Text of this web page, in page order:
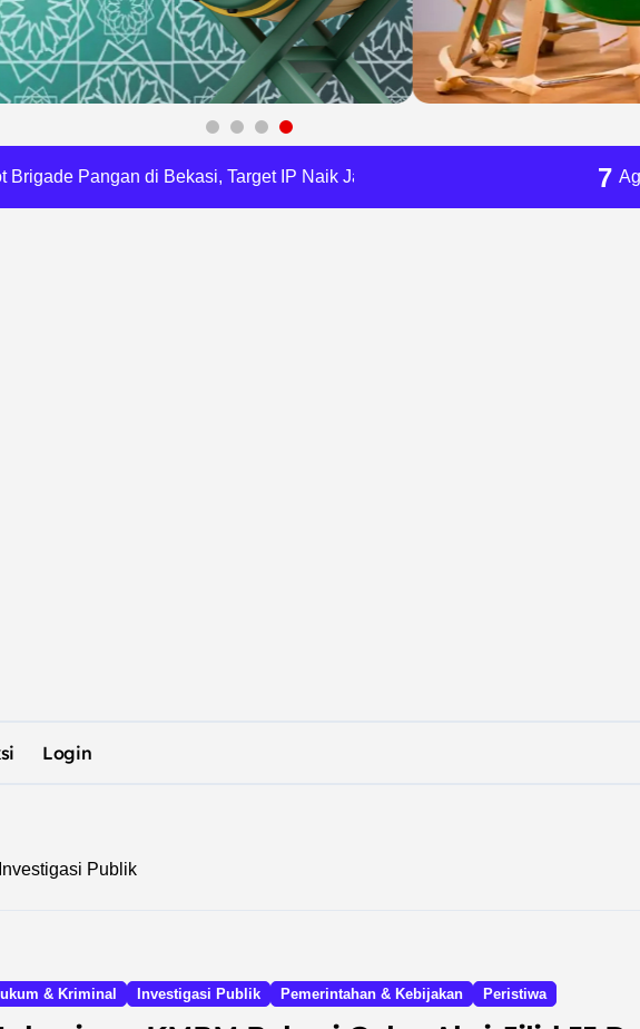
Pemkot Bekasi Targetkan Skor MCSP KPK Naik
Harli Siregar Perkuat SDM Penegak Hukum
Korupsi dan Bijak Bermedia Sosial
Pangan di Bekasi, Target IP Naik Jadi 300 7
Login
Publik
& Kriminal Investigasi Publik Pemerintahan & Kebijakan Peristiwa